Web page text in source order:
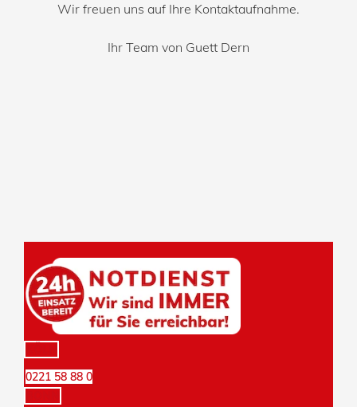
Wir freuen uns auf Ihre Kontaktaufnahme.
Ihr Team von Guett Dern
0221 58 88 0